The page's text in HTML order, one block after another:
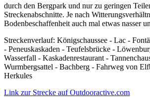
durch den Bergpark und nur zu geringen
Streckenabschnitte. Je nach
Bodenbeschaffenheit auch mal etwas nasser
Streckenverlauf: Königschaussee - Lac -
- Peneuskaskaden - Teufelsbrücke -
Wasserfall - Kaskadenrestaurant -
Wurmbergsattel - Bachberg - Fahrweg von
Herkules
Link zur Strecke auf Outdooractive.com